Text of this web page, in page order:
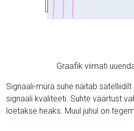
Graafik viimati
Signaali-müra suhe näitab
signaali kvaliteeti. Suhte väärtust
loetakse heaks. Muul juhul on